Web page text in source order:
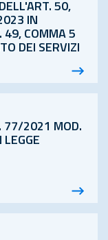
50,
IN
49, COMMA 5
DEI SERVIZI
77/2021 MOD.